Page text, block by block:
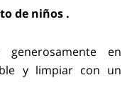
de niños .
en
y limpiar con un